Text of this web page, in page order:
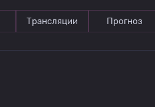
Трансляции Прогноз